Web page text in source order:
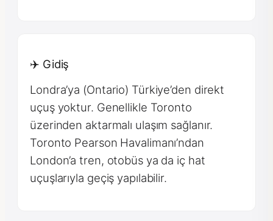
✈️ Gidiş
Londra’ya (Ontario) Türkiye’den direkt
uçuş yoktur. Genellikle Toronto
üzerinden aktarmalı ulaşım sağlanır.
Toronto Pearson Havalimanı’ndan
London’a tren, otobüs ya da iç hat
uçuşlarıyla geçiş yapılabilir.